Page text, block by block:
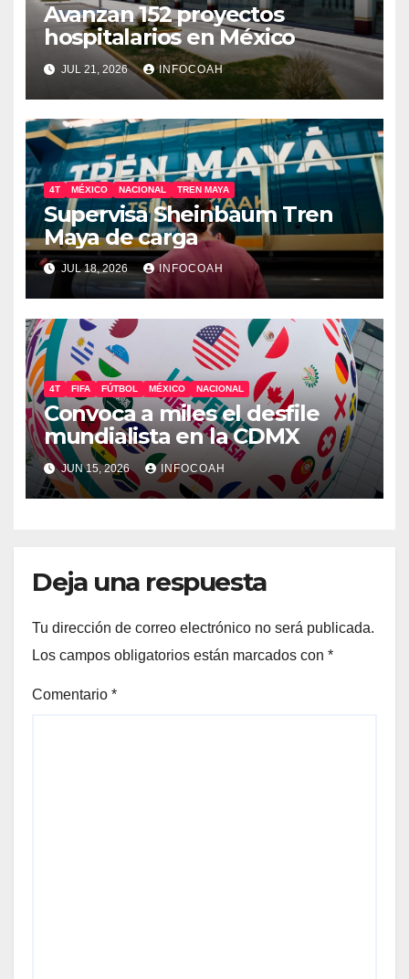
Avanzan 152 proyectos
hospitalarios en México
JUL 21, 2026 INFOCOAH
4T MÉXICO NACIONAL TREN MAYA
Supervisa Sheinbaum Tren
Maya de carga
JUL 18, 2026 INFOCOAH
4T FIFA FÚTBOL MÉXICO NACIONAL
Convoca a miles el desfile
mundialista en la CDMX
JUN 15, 2026 INFOCOAH
Deja una respuesta
Tu dirección de correo electrónico no será publicada.
Los campos obligatorios están marcados con *
Comentario *